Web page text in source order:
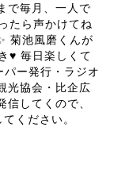
で毎月、一人で
たら声かけてね
菊池風磨くんが
♥ 毎日楽しくて
パー発行・ラジオ
光協会・比企広
してくので、
ください。